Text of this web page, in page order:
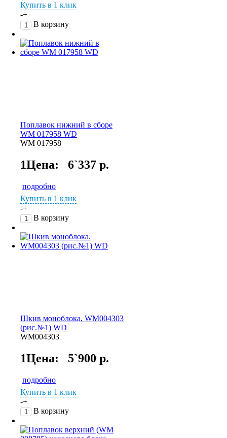
Купить в 1 клик
-+
В корзину
Поплавок нижний в сборе
WM 017958 WD
WM 017958
1Цена: 6`337 р.
подробно
Купить в 1 клик
-+
В корзину
Шкив моноблока. WM004303
(рис.№1) WD
WM004303
1Цена: 5`900 р.
подробно
Купить в 1 клик
-+
В корзину